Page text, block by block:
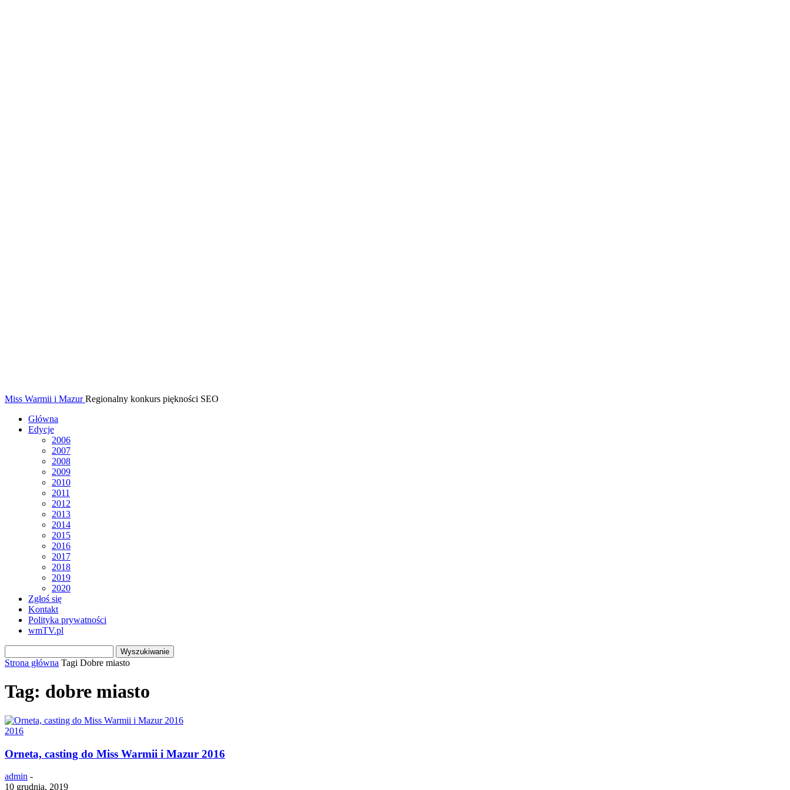
Miss Warmii i Mazur Regionalny konkurs piękności SEO
Główna
Edycje
2006
2007
2008
2009
2010
2011
2012
2013
2014
2015
2016
2017
2018
2019
2020
Zgłoś się
Kontakt
Polityka prywatności
wmTV.pl
Strona główna Tagi Dobre miasto
Tag: dobre miasto
2016
Orneta, casting do Miss Warmii i Mazur 2016
admin -
10 grudnia, 2019